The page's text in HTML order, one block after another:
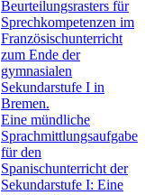
Beurteilungsrasters für
Sprechkompetenzen im
Französischunterricht
zum Ende der
gymnasialen
Sekundarstufe I in
Bremen.
Eine mündliche
Sprachmittlungsaufgabe
für den
Spanischunterricht der
Sekundarstufe I: Eine